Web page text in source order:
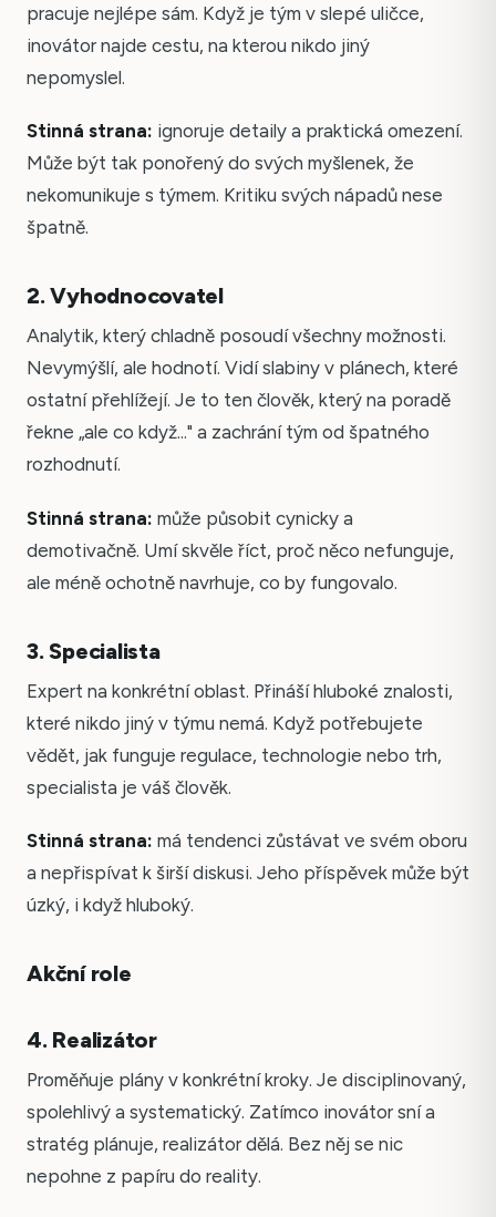
pracuje nejlépe sám. Když je tým v slepé uličce,
inovátor najde cestu, na kterou nikdo jiný
nepomyslel.
Stinná strana: ignoruje detaily a praktická omezení.
Může být tak ponořený do svých myšlenek, že
nekomunikuje s týmem. Kritiku svých nápadů nese
špatně.
2. Vyhodnocovatel
Analytik, který chladně posoudí všechny možnosti.
Nevymýšlí, ale hodnotí. Vidí slabiny v plánech, které
ostatní přehlížejí. Je to ten člověk, který na poradě
řekne „ale co když..." a zachrání tým od špatného
rozhodnutí.
Stinná strana: může působit cynicky a
demotivačně. Umí skvěle říct, proč něco nefunguje,
ale méně ochotně navrhuje, co by fungovalo.
3. Specialista
Expert na konkrétní oblast. Přináší hluboké znalosti,
které nikdo jiný v týmu nemá. Když potřebujete
vědět, jak funguje regulace, technologie nebo trh,
specialista je váš člověk.
Stinná strana: má tendenci zůstávat ve svém oboru
a nepřispívat k širší diskusi. Jeho příspěvek může být
úzký, i když hluboký.
Akční role
4. Realizátor
Proměňuje plány v konkrétní kroky. Je disciplinovaný,
spolehlivý a systematický. Zatímco inovátor sní a
stratég plánuje, realizátor dělá. Bez něj se nic
nepohne z papíru do reality.